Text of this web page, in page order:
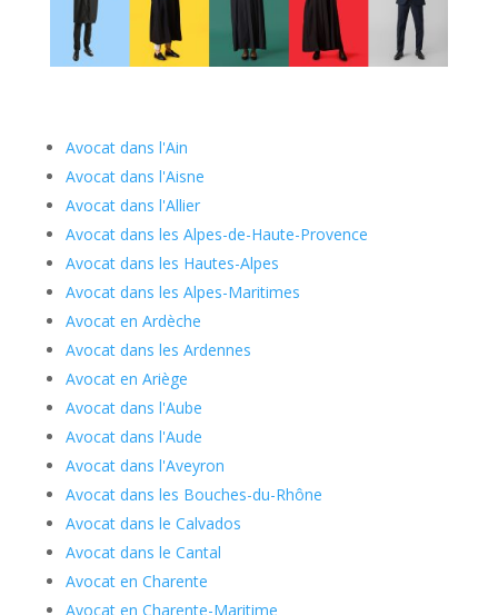
Avocat dans l'Ain
Avocat dans l'Aisne
Avocat dans l'Allier
Avocat dans les Alpes-de-Haute-Provence
Avocat dans les Hautes-Alpes
Avocat dans les Alpes-Maritimes
Avocat en Ardèche
Avocat dans les Ardennes
Avocat en Ariège
Avocat dans l'Aube
Avocat dans l'Aude
Avocat dans l'Aveyron
Avocat dans les Bouches-du-Rhône
Avocat dans le Calvados
Avocat dans le Cantal
Avocat en Charente
Avocat en Charente-Maritime